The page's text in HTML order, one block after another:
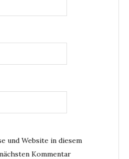
und Website in diesem
Kommentar